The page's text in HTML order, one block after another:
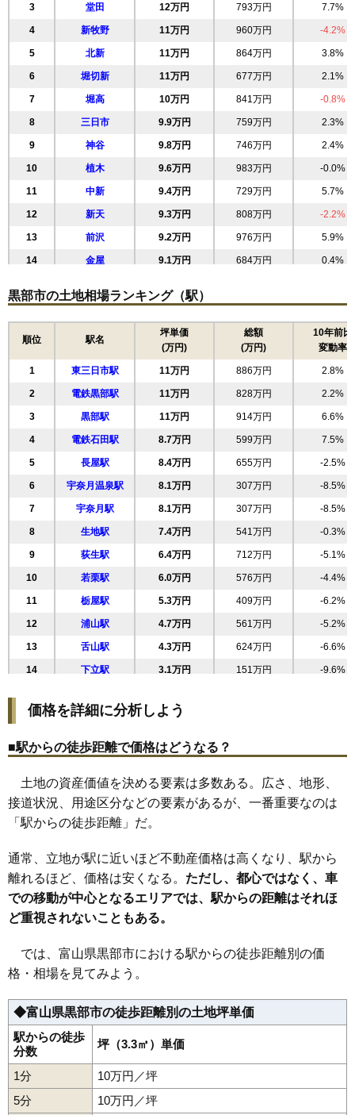
3 堂田 12万円 793万円 7.7%
4 新牧野 11万円 960万円 -4.2%
5 北新 11万円 864万円 3.8%
6 堀切新 11万円 677万円 2.1%
7 堀高 10万円 841万円 -0.8%
8 三日市 9.9万円 759万円 2.3%
9 神谷 9.8万円 746万円 2.4%
10 植木 9.6万円 983万円 -0.0%
11 中新 9.4万円 729万円 5.7%
12 新天 9.3万円 808万円 -2.2%
13 前沢 9.2万円 976万円 5.9%
14 金屋 9.1万円 684万円 0.4%
16 石田 8.7万円 575万円 2.2%
8.3万円 325万円 -7.3%
8.0万円 649万円 -3.2%
19 六天 7.7万円 468万円 -0.1%
20 山田 7.4万円 664万円 1.8%
21 新堂 7.3万円 615万円 -0.9%
22 宇奈月町内山 7.1万円 327万円 -11.2%
23 天神新 6.7万円 543万円 -8.8%
24 立野 6.7万円 723万円 7.3%
25 生地 6.7万円 521万円 -1.6%
26 山立野 6.4万円 495万円 -4.9%
27 正光寺新 6.0万円 669万円 -4.4%
28 犬山 5.8万円 579万円 -4.6%
29 若栗 5.8万円 586万円 -4.9%
30 岡 5.8万円 630万円 -5.0%
31 中陣 5.7万円 413万円 1.4%
32 中野道 5.7万円 309万円 -7.2%
34 飯沢 5.6万円
35 田家新 5.4万円
37 田家野 5.0万円 419万円 -0.6%
4.8万円 -5.5%
40 宇奈月町浦山 4.6万円 561万円 -5.4%
41 吉田 4.4万円 412万円 -11.7%
42 荒俣 4.3万円 153万円 -7.7%
44 荒町 3.8万円 361万円 -13.8%
45 北野
46 古御堂 3.1万円 419万円 -9.4%
47 宇奈月町下立 2.9万円 226万円
48 沓掛 2.2万円
49 阿古屋野 2.2万円 274万円 -13.4%
黒部市の土地相場ランキング（駅）
順位 駅名
坪単価
(万円)
総額
(万円)
10年前比
変動率
1 東三日市駅 11万円 886万円 2.8%
2 電鉄黒部駅 11万円 828万円 2.2%
3 黒部駅 11万円 914万円 6.6%
4 電鉄石田駅 8.7万円 599万円 7.5%
5 長屋駅 8.4万円 655万円 -2.5%
6 宇奈月温泉駅 8.1万円 307万円 -8.5%
7 宇奈月駅 8.1万円 307万円 -8.5%
8 生地駅 7.4万円 541万円 -0.3%
9 荻生駅 6.4万円 712万円 -5.1%
10 若栗駅 6.0万円 576万円 -4.4%
11 栃屋駅 5.3万円 409万円 -6.2%
12 浦山駅 4.7万円 561万円 -5.2%
13 舌山駅 4.3万円 624万円 -6.6%
14 下立駅 3.1万円 151万円 -9.6%
価格を詳細に分析しよう
■駅からの徒歩距離で価格はどうなる？
土地の資産価値を決める要素は多数ある。広さ、地形、
接道状況、用途区分などの要素があるが、一番重要なのは
「駅からの徒歩距離」だ。
通常、立地が駅に近いほど不動産価格は高くなり、駅から
離れるほど、価格は安くなる。 ただし、都心ではなく、車
での移動が中心となるエリアでは、駅からの距離はそれほ
ど重視されないこともある。
では、富山県黒部市における駅からの徒歩距離別の価
格・相場を見てみよう。
◆富山県黒部市の徒歩距離別の土地坪単価
駅からの徒歩
分数
坪（3.3㎡）単価
1分
10万円／坪
5分
10万円／坪